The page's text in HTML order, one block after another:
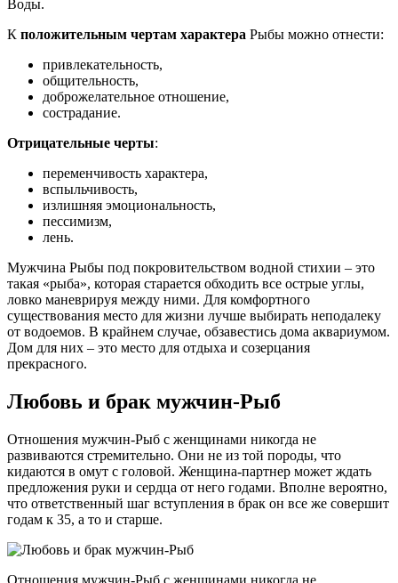
Воды.
К положительным чертам характера Рыбы можно отнести:
привлекательность,
общительность,
доброжелательное отношение,
сострадание.
Отрицательные черты:
переменчивость характера,
вспыльчивость,
излишняя эмоциональность,
пессимизм,
лень.
Мужчина Рыбы под покровительством водной стихии – это
такая «рыба», которая старается обходить все острые углы,
ловко маневрируя между ними. Для комфортного
существования место для жизни лучше выбирать неподалеку
от водоемов. В крайнем случае, обзавестись дома аквариумом.
Дом для них – это место для отдыха и созерцания
прекрасного.
Любовь и брак мужчин-Рыб
Отношения мужчин-Рыб с женщинами никогда не
развиваются стремительно. Они не из той породы, что
кидаются в омут с головой. Женщина-партнер может ждать
предложения руки и сердца от него годами. Вполне вероятно,
что ответственный шаг вступления в брак он все же совершит
годам к 35, а то и старше.
Отношения мужчин-Рыб с женщинами никогда не